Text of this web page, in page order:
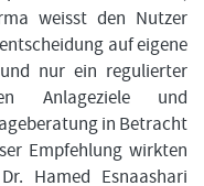
weisst den Nutzer
auf eigene
nur ein regulierter
Anlageziele und
in Betracht
Empfehlung wirkten
Hamed Esnaashari